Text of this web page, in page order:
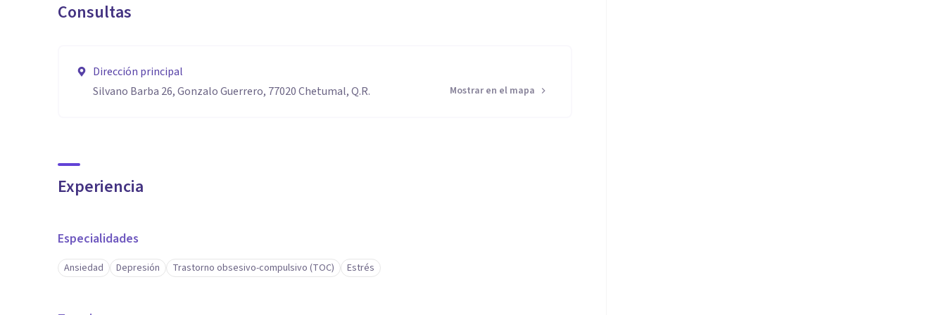
Consultas
Dirección principal
Silvano Barba 26, Gonzalo Guerrero, 77020 Chetumal, Q.R.
Mostrar en el mapa
Experiencia
Especialidades
Ansiedad Depresión Trastorno obsesivo-compulsivo (TOC) Estrés